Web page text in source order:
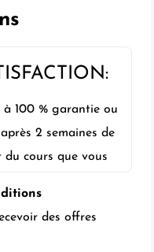
100 % garantie ou
2 semaines de
du cours que vous
votre
des offres